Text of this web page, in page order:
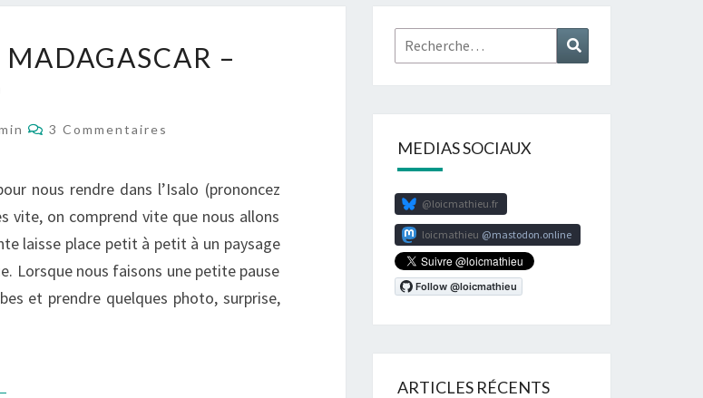
–
Commentaires
3 Commentaires
nous rendre dans l’Isalo (prononcez
vite, on comprend vite que nous allons
laisse place petit à petit à un paysage
Lorsque nous faisons une petite pause
et prendre quelques photo, surprise,
LA SUITE
Rechercher :
MEDIAS SOCIAUX
@loicmathieu.fr
loicmathieu mastodon.online
ARTICLES RÉCENTS